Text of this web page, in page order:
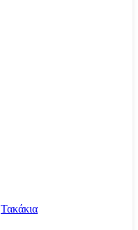
Τακάκια